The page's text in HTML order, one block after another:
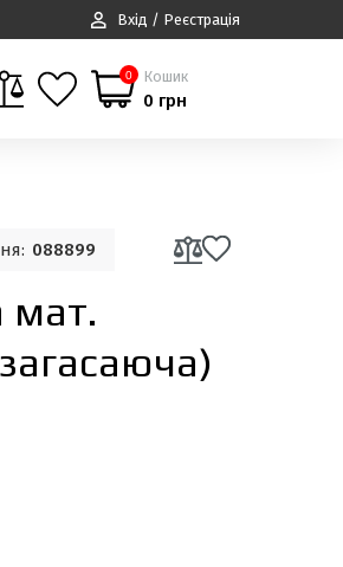
Вхід / Реєстрація
0 Кошик
0 грн
088899
мат.